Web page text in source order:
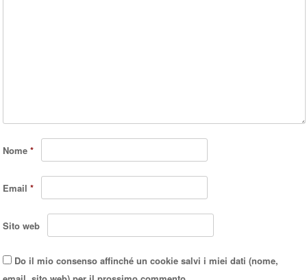
Nome*
Email*
Sito web
Do il mio consenso affinché un cookie salvi i miei dati (nome,